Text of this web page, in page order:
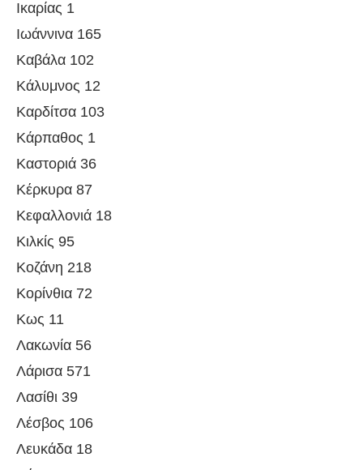
Ικαρίας 1
Ιωάννινα 165
Καβάλα 102
Κάλυμνος 12
Καρδίτσα 103
Κάρπαθος 1
Καστοριά 36
Κέρκυρα 87
Κεφαλλονιά 18
Κιλκίς 95
Κοζάνη 218
Κορίνθια 72
Κως 11
Λακωνία 56
Λάρισα 571
Λασίθι 39
Λέσβος 106
Λευκάδα 18